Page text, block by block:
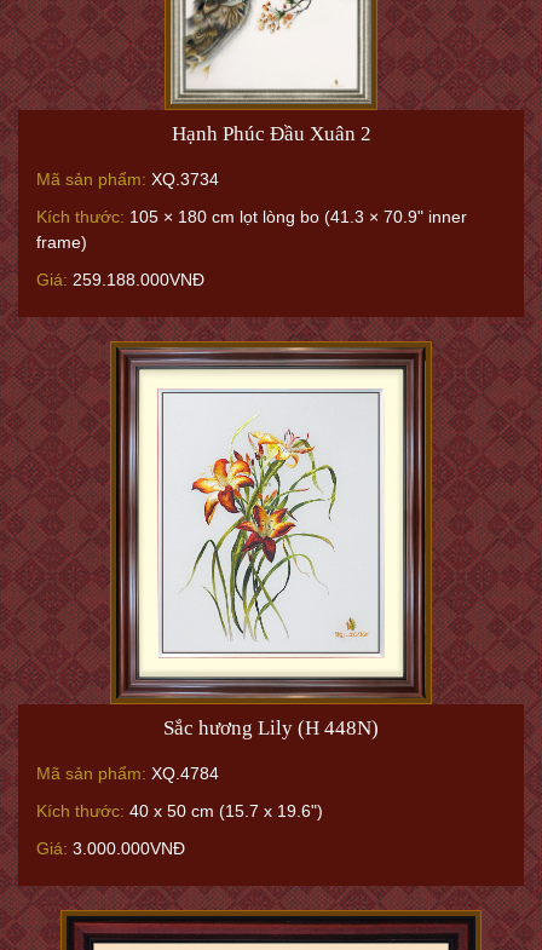
Hạnh Phúc Đầu Xuân 2
Mã sản phẩm: XQ.3734
Kích thước: 105 × 180 cm lọt lòng bo (41.3 × 70.9" inner
frame)
Giá: 259.188.000VNĐ
Sắc hương Lily (H 448N)
Mã sản phẩm: XQ.4784
Kích thước: 40 x 50 cm (15.7 x 19.6")
Giá: 3.000.000VNĐ